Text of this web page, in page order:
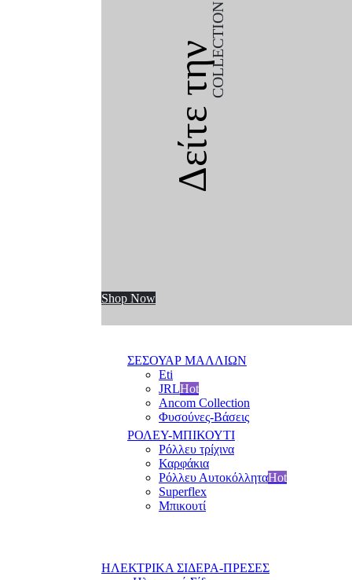
Δείτε τηνCOLLECTION
Shop Now
ΣΕΣΟΥΑΡ ΜΑΛΛΙΩΝ
Eti
JRLHot
Ancom Collection
Φυσούνες-Βάσεις
ΡΟΛΕΥ-ΜΠΙΚΟΥΤΙ
Ρόλλευ τρίχινα
Καρφάκια
Ρόλλευ ΑυτοκόλληταHot
Superflex
Μπικουτί
ΗΛΕΚΤΡΙΚΑ ΣΙΔΕΡΑ-ΠΡΕΣΕΣ